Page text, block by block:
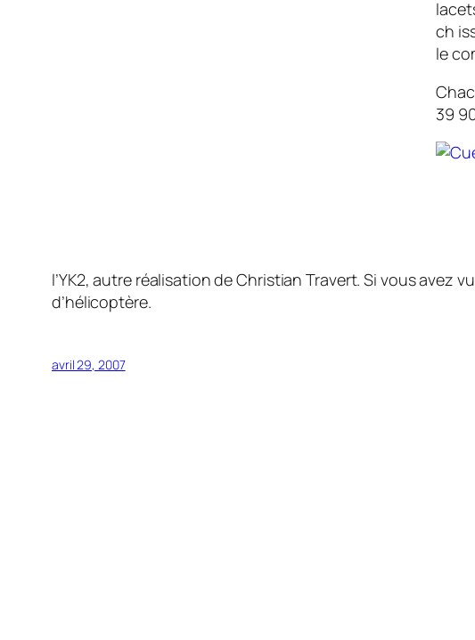
ch
le
39
l’YK2, autre réalisation de Christian Travert. Si vous
d’hélicoptère.
avril 29, 2007